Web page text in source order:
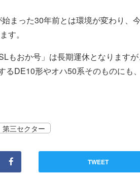
まった30年前とは環境が変わり、
す。
もおか号」は長期運休となります
るDE10形やオハ50系そのものにも
第三セクター
TWEET